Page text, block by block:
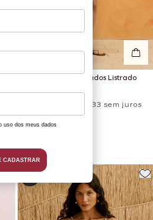
Vestido Curto Babados Listrado
R$ 379,99
ou 6x de R$ 63,33 sem juros